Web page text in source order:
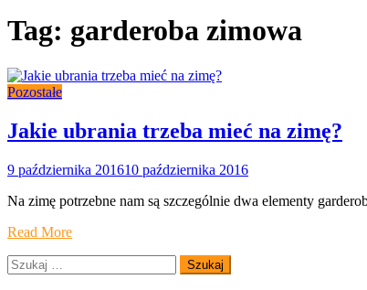
Tag: garderoba zimowa
Pozostałe
Jakie ubrania trzeba mieć na zimę?
9 października 201610 października 2016
Na zimę potrzebne nam są szczególnie dwa elementy
Read More
Szukaj: